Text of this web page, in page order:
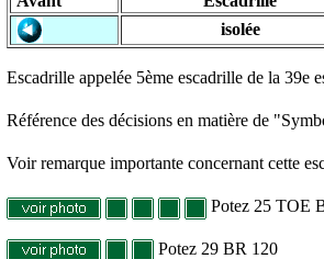
isolée
Escadrille appelée 5ème escadrille de la 39e
Référence des décisions en matière de
Voir remarque importante concernant cette
Potez 25 TOE
Potez 29 BR 120